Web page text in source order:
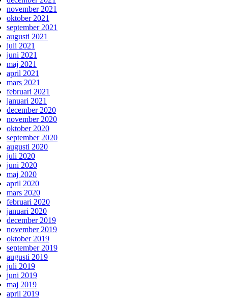
november 2021
oktober 2021
september 2021
augusti 2021
juli 2021
juni 2021
maj 2021
april 2021
mars 2021
februari 2021
januari 2021
december 2020
november 2020
oktober 2020
september 2020
augusti 2020
juli 2020
juni 2020
maj 2020
april 2020
mars 2020
februari 2020
januari 2020
december 2019
november 2019
oktober 2019
september 2019
augusti 2019
juli 2019
juni 2019
maj 2019
april 2019